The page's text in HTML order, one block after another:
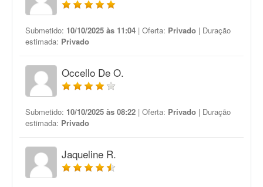
Submetido: 10/10/2025 às 11:04 | Oferta: Privado | Duração
estimada: Privado
Occello De O.
Submetido: 10/10/2025 às 08:22 | Oferta: Privado | Duração
estimada: Privado
Jaqueline R.